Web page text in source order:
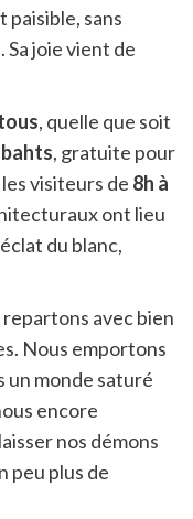
paisible, sans
joie vient de
, quelle que soit
, gratuite pour
visiteurs de 8h à
ont lieu
du blanc,
avec bien
Nous emportons
monde saturé
encore
nos démons
peu plus de